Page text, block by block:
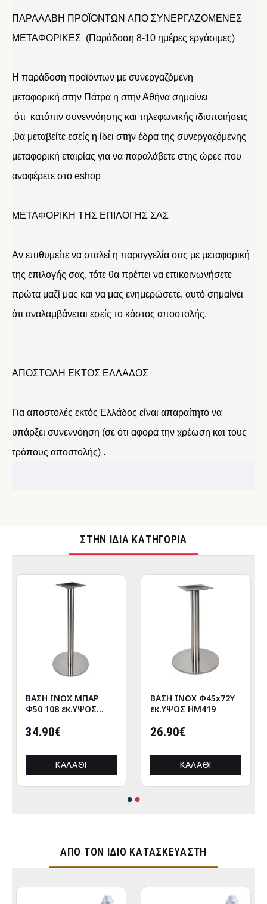
ΠΑΡΑΛΑΒΗ ΠΡΟΪΟΝΤΩΝ ΑΠΟ ΣΥΝΕΡΓΑΖΟΜΕΝΕΣ
ΜΕΤΑΦΟΡΙΚΕΣ (Παράδοση 8-10 ημέρες εργάσιμες)
Η παράδοση προϊόντων με συνεργαζόμενη
μεταφορική στην Πάτρα η στην Αθήνα σημαίνει
ότι κατόπιν συνεννόησης και τηλεφωνικής ιδιοποιήσεις
,θα μεταβείτε εσείς η ίδει στην έδρα της συνεργαζόμενης
μεταφορική εταιρίας για να παραλάβετε στης ώρες που
αναφέρετε στο eshop
ΜΕΤΑΦΟΡΙΚΗ ΤΗΣ ΕΠΙΛΟΓΗΣ ΣΑΣ
Αν επιθυμείτε να σταλεί η παραγγελία σας με μεταφορική
της επιλογής σας, τότε θα πρέπει να επικοινωνήσετε
πρώτα μαζί μας και να μας ενημερώσετε. αυτό σημαίνει
ότι αναλαμβάνεται εσείς το κόστος αποστολής.
ΑΠΟΣΤΟΛΗ ΕΚΤΟΣ ΕΛΛΑΔΟΣ
Για αποστολές εκτός Ελλάδος είναι απαραίτητο να
υπάρξει συνεννόηση (σε ότι αφορά την χρέωση και τους
τρόπους αποστολής) .
ΣΤΉΝ ΊΔΙΑ ΚΑΤΗΓΟΡΊΑ
ΒΑΣΗ INOX ΜΠΑΡ
Φ50 108 εκ.ΥΨΟΣ
34.90€
ΚΑΛΆΘΙ
ΒΑΣΗ INOX Φ45x72Υ
εκ.ΥΨΟΣ HM419
26.90€
ΚΑΛΆΘΙ
ΑΠΌ ΤΟΝ ΊΔΙΟ ΚΑΤΑΣΚΕΥΑΣΤΉ